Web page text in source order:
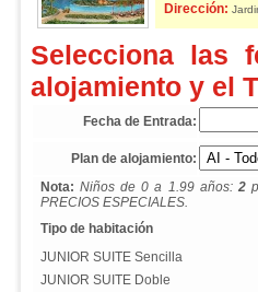
Dirección:
Selecciona las
alojamiento y el
Fecha de Entrada:
Plan de alojamiento:
Nota: Niños de 0 a 1.99 años: 2
PRECIOS ESPECIALES.
Tipo de habitación
JUNIOR SUITE Sencilla
JUNIOR SUITE Doble